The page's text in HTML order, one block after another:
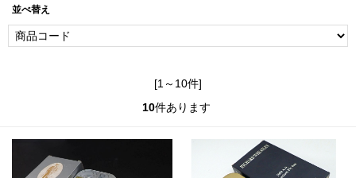
並べ替え
[1～10件]
10件あります